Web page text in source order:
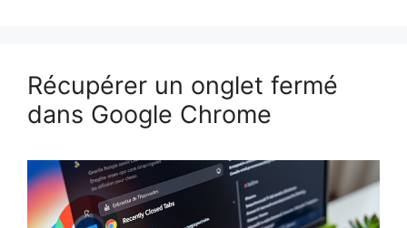
Récupérer un onglet fermé
dans Google Chrome